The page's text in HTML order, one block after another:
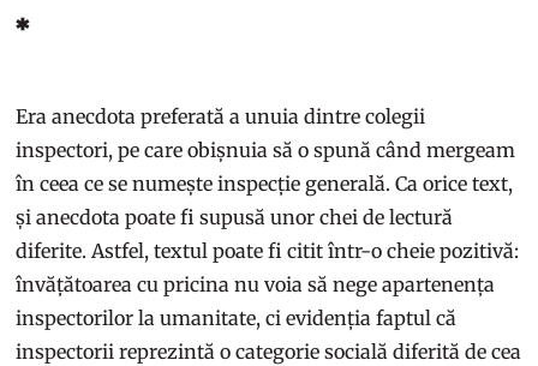
*
Era anecdota preferată a unuia dintre colegii
inspectori, pe care obișnuia să o spună când mergeam
în ceea ce se numește inspecție generală. Ca orice text,
și anecdota poate fi supusă unor chei de lectură
diferite. Astfel, textul poate fi citit într-o cheie pozitivă:
învățătoarea cu pricina nu voia să nege apartenența
inspectorilor la umanitate, ci evidenția faptul că
inspectorii reprezintă o categorie socială diferită de cea